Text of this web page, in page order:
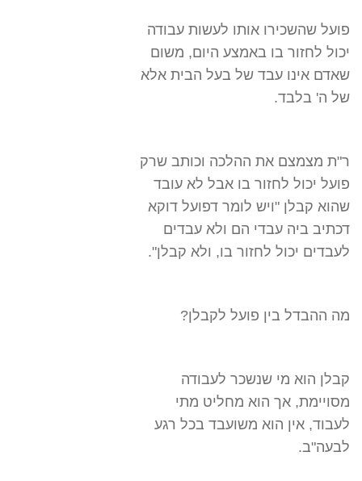
פועל שהשכירו אותו לעשות עבודה
יכול לחזור בו באמצע היום, משום
שאדם אינו עבד של בעל הבית אלא
של ה' בלבד.
ר"ת מצמצם את ההלכה וכותב שרק
פועל יכול לחזור בו אבל לא עובד
שהוא קבלן "ויש לומר דפועל דוקא
דכתיב ביה עבדי הם ולא עבדים
לעבדים יכול לחזור בו, ולא קבלן".
מה ההבדל בין פועל לקבלן?
קבלן הוא מי שנשכר לעבודה
מסויימת, אך הוא מחליט מתי
לעבוד, אין הוא משועבד בכל רגע
לבעה"ב.